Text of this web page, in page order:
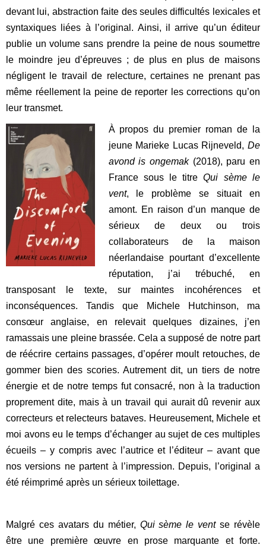
devant lui, abstraction faite des seules difficultés lexicales et
syntaxiques liées à l’original. Ainsi, il arrive qu’un éditeur
publie un volume sans prendre la peine de nous soumettre
le moindre jeu d’épreuves ; de plus en plus de maisons
négligent le travail de relecture, certaines ne prenant pas
même réellement la peine de reporter les corrections qu’on
leur transmet.
À propos du premier roman de la
jeune Marieke Lucas Rijneveld, De
avond is ongemak(2018), paru en
France sous le titreQui sème le
vent, le problème se situait en
amont. En raison d’un manque de
sérieux de deux ou trois
collaborateurs de la maison
néerlandaise pourtant d’excellente
réputation, j’ai trébuché, en
transposant le texte, sur maintes incohérences et
inconséquences. Tandis que Michele Hutchinson, ma
consœur anglaise, en relevait quelques dizaines, j’en
ramassais une pleine brassée. Cela a supposé de notre part
de réécrire certains passages, d’opérer moult retouches, de
gommer bien des scories. Autrement dit, un tiers de notre
énergie et de notre temps fut consacré, non à la traduction
proprement dite, mais à un travail qui aurait dû revenir aux
correcteurs et relecteurs bataves. Heureusement, Michele et
moi avons eu le temps d’échanger au sujet de ces multiples
écueils – y compris avec l’autrice et l’éditeur – avant que
nos versions ne partent à l’impression. Depuis, l’original a
été réimprimé après un sérieux toilettage.
Malgré ces avatars du métier, Qui sème le vent se révèle
être une première œuvre en prose marquante et forte.